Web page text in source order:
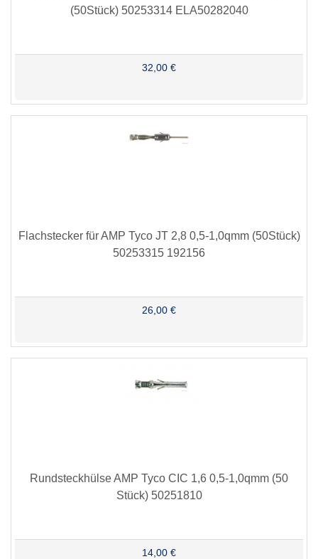
(50Stück) 50253314 ELA50282040
32,00 €
Flachstecker für AMP Tyco JT 2,8 0,5-1,0qmm (50Stück)
50253315 192156
26,00 €
Rundsteckhülse AMP Tyco CIC 1,6 0,5-1,0qmm (50
Stück) 50251810
14,00 €